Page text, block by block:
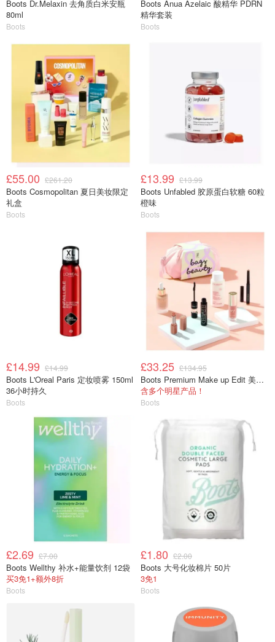
Boots Dr.Melaxin 去角质白米安瓶
80ml
Boots
Boots Anua Azelaic 酸精华 PDRN
精华套装
Boots
£55.00 £261.20
Boots Cosmopolitan 夏日美妆限定
礼盒
Boots
£13.99 £13.99
Boots Unfabled 胶原蛋白软糖 60粒
橙味
Boots
£14.99 £14.99
Boots L'Oreal Paris 定妆喷雾 150ml
36小时持久
Boots
£33.25 £134.95
Boots Premium Make up Edit 美妆包
含多个明星产品！
Boots
£2.69 £7.00
Boots Wellthy 补水+能量饮剂 12袋
买3免1+额外8折
Boots
£1.80 £2.00
Boots 大号化妆棉片 50片
3免1
Boots